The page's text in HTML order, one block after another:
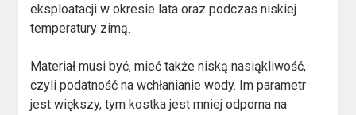
eksploatacji w okresie lata oraz podczas niskiej
temperatury zimą.
Materiał musi być, mieć także niską nasiąkliwość,
czyli podatność na wchłanianie wody. Im parametr
jest większy, tym kostka jest mniej odporna na